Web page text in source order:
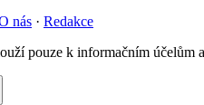
nás · Redakce
pouze k informačním účelům